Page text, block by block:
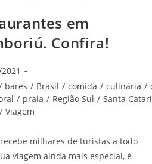
em
Confira!
bares / Brasil / comida / culinária /
/ praia / Região Sul / Santa
/ Viagem
milhares de turistas a todo
viagem ainda mais especial, é